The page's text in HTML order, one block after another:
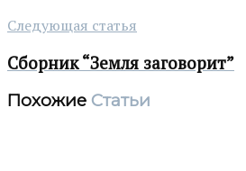
Следующая статья
Сборник “Земля заговорит”
Похожие Статьи